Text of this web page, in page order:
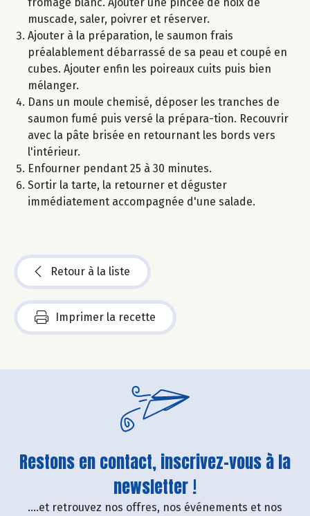
fromage blanc. Ajouter une pincée de noix de
muscade, saler, poivrer et réserver.
Ajouter à la préparation, le saumon frais
préalablement débarrassé de sa peau et coupé en
cubes. Ajouter enfin les poireaux cuits puis bien
mélanger.
Dans un moule chemisé, déposer les tranches de
saumon fumé puis versé la prépara-tion. Recouvrir
avec la pâte brisée en retournant les bords vers
l'intérieur.
Enfourner pendant 25 à 30 minutes.
Sortir la tarte, la retourner et déguster
immédiatement accompagnée d'une salade.
Retour à la liste
Imprimer la recette
Restons en contact, inscrivez-vous à la
newsletter !
....et retrouvez nos offres, nos événements et nos